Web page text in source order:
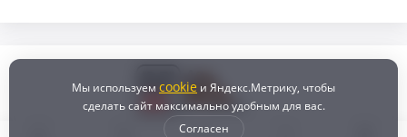
Мы используем cookie и Яндекс.Метрику, чтобы
сделать сайт максимально удобным для вас.
Согласен